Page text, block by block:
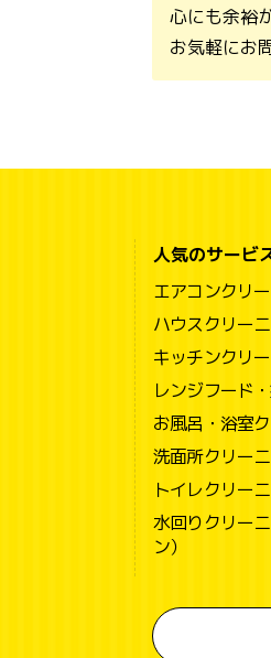
心にも余裕
お気軽にお
人気のサービ
エアコンクリ
ハウスクリー
キッチンクリ
レンジフード
お風呂・浴室
洗面所クリー
トイレクリー
水回りクリー
ン）